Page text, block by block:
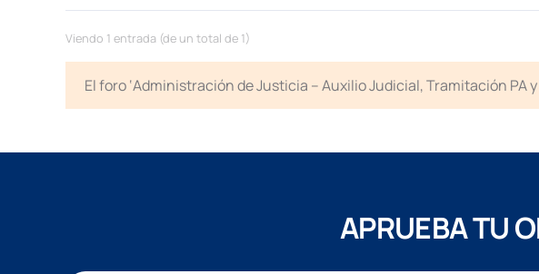
Viendo 1 entrada (de un total de 1)
El foro ‘Administración de Justicia – Auxilio Judicial, Tramitación PA
APRUEBA TU